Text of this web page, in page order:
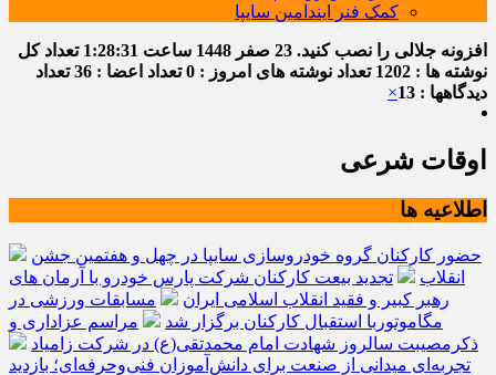
کمک فنر ایندامین سایپا
افزونه جلالی را نصب کنید. 23 صفر 1448 ساعت 1:28:32 تعداد کل
نوشته ها : 1202
تعداد نوشته های امروز : 0 تعداد اعضا : 36
تعداد
دیدگاهها : 13
×
اوقات شرعی
اطلاعیه ها
حضور کارکنان گروه خودروسازی سایپا در چهل و هفتمین جشن
انقلاب
تجدید بیعت کارکنان شرکت پارس خودرو با آرمان های
رهبر کبیر و فقید انقلاب اسلامی ایران
مسابقات ورزشی در
مگاموتوربا استقبال کارکنان برگزار شد
مراسم عزاداری و
ذکرمصیبت سالروز شهادت امام محمدتقی(ع) در شرکت زامیاد
تجربه‌ای میدانی از صنعت برای دانش‌آموزان فنی‌وحرفه‌ای؛ بازدید